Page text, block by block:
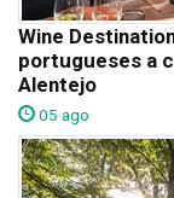
Wine
portugueses a
Alentejo
05 ago